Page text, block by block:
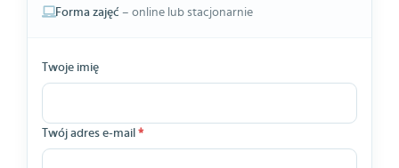
Forma zajęć – online lub stacjonarnie
Twoje imię
Twój adres e-mail *